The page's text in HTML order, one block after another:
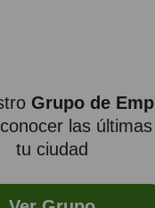
Grupo de
las
tu ciudad